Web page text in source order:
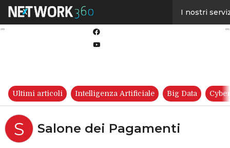
I nostri
Ultimi articoli Intelligenza Artificiale Big Data
S Salone dei Pagamenti